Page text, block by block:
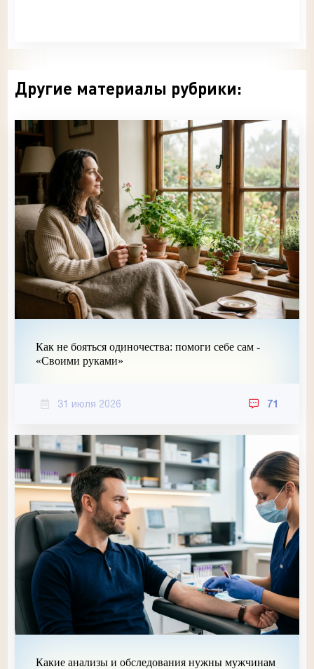
Другие материалы рубрики:
Как не бояться одиночества: помоги себе сам -
«Своими руками»
31 июля 2026 71
Какие анализы и обследования нужны мужчинам